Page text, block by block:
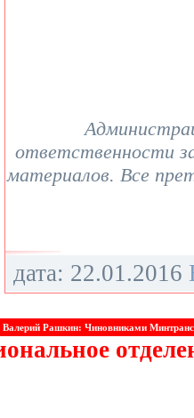
ответственности
материалов. Все
дата: 22.01.2016
Рашкин: Чиновниками